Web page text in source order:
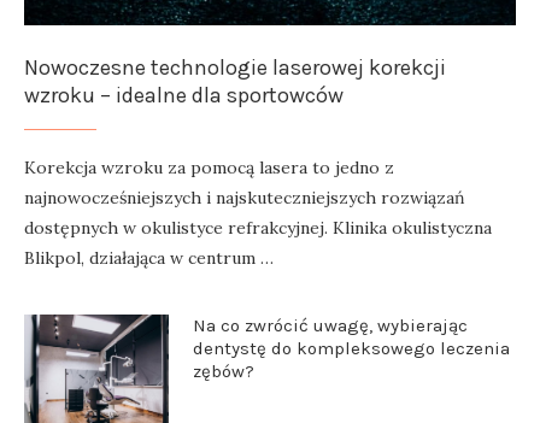
Nowoczesne technologie laserowej korekcji
wzroku – idealne dla sportowców
Korekcja wzroku za pomocą lasera to jedno z
najnowocześniejszych i najskuteczniejszych rozwiązań
dostępnych w okulistyce refrakcyjnej. Klinika okulistyczna
Blikpol, działająca w centrum …
Na co zwrócić uwagę, wybierając
dentystę do kompleksowego leczenia
zębów?